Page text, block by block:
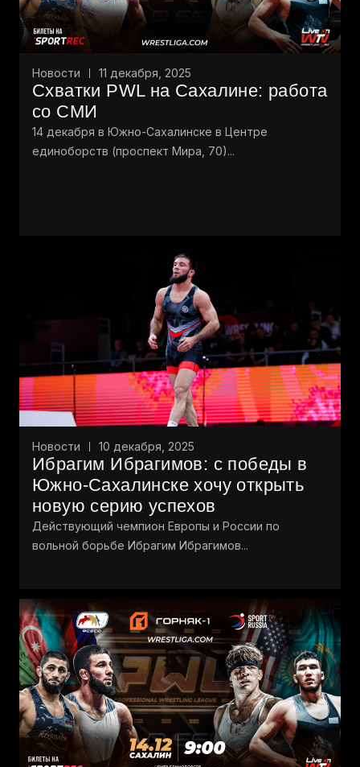
Новости 11 декабря, 2025
Схватки PWL на Сахалине: работа
со СМИ
14 декабря в Южно-Сахалинске в Центре
единоборств (проспект Мира, 70)...
Новости 10 декабря, 2025
Ибрагим Ибрагимов: с победы в
Южно-Сахалинске хочу открыть
новую серию успехов
Действующий чемпион Европы и России по
вольной борьбе Ибрагим Ибрагимов...